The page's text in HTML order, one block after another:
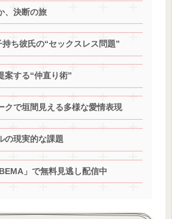
、決断の旅
ち彼氏の“セックスレス問題”
案する“仲直り術”
クで垣間見える多様な愛情表現
の現実的な課題
」で無料見逃し配信中